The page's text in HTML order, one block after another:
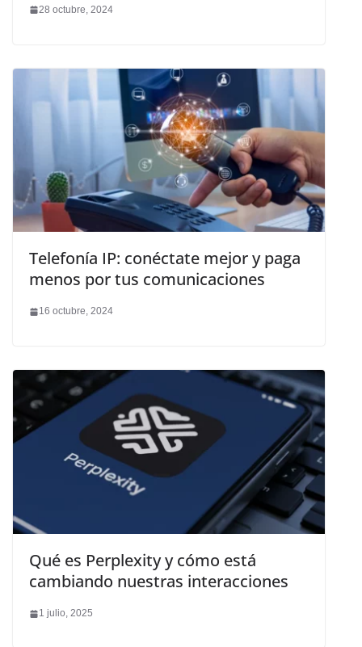
28 octubre, 2024
Telefonía IP: conéctate mejor y paga
menos por tus comunicaciones
16 octubre, 2024
Qué es Perplexity y cómo está
cambiando nuestras interacciones
1 julio, 2025